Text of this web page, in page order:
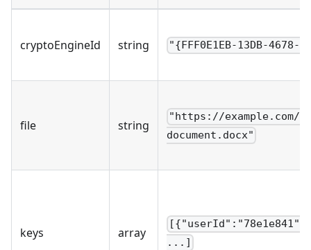
cryptoEngineId string "{FFF0E1EB-13DB-4678-
file string
"https://example.com/
document.docx"
keys array
...]